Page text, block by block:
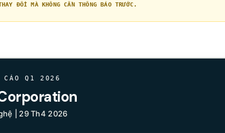
ĐỔI MÀ KHÔNG CẦN THÔNG BÁO TRƯỚC.
CÁO Q1 2026
| 29 Th4 2026